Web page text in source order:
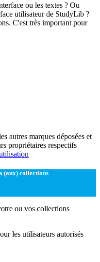
ou les textes ? Ou
utilisateur de StudyLib ?
C'est très important pour
autres marques déposées et
propriétaires respectifs
(aux) collections
ou vos collections
les utilisateurs autorisés